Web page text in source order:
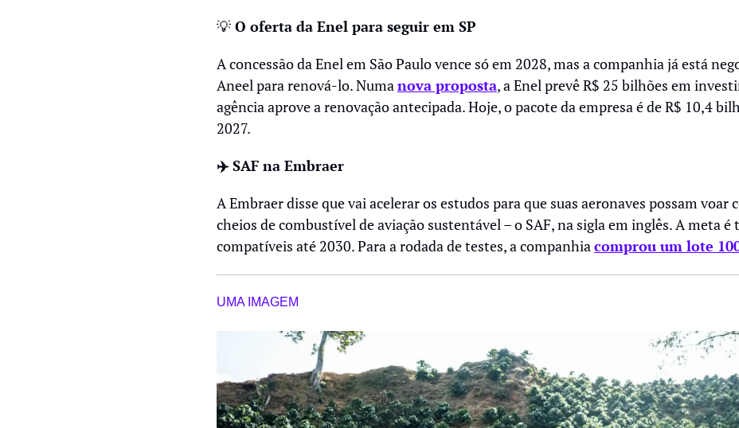
💡 O oferta da Enel para seguir em SP
A concessão da Enel em São Paulo vence só em 2028, mas a companhia já está
Aneel para renová-lo. Numa nova proposta, a Enel prevê R$ 25 bilhões em
agência aprove a renovação antecipada. Hoje, o pacote da empresa é de R$ 10,4
2027.
✈️ SAF na Embraer
A Embraer disse que vai acelerar os estudos para que suas aeronaves possam voar
cheios de combustível de aviação sustentável – o SAF, na sigla em inglês. A meta é
compatíveis até 2030. Para a rodada de testes, a companhia comprou um lote
UMA IMAGEM